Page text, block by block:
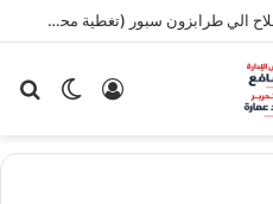
20 صورة توثق انضمام محمد صلاح الي طرابزون سبور (تغطية محدثة)
الوضع تسجيل